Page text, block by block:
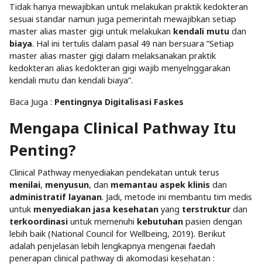
Tidak hanya mewajibkan untuk melakukan praktik kedokteran
sesuai standar namun juga pemerintah mewajibkan setiap
master alias master gigi untuk melakukan kendali mutu dan
biaya. Hal ini tertulis dalam pasal 49 nan bersuara “Setiap
master alias master gigi dalam melaksanakan praktik
kedokteran alias kedokteran gigi wajib menyelnggarakan
kendali mutu dan kendali biaya”.
Baca Juga : Pentingnya Digitalisasi Faskes
Mengapa Clinical Pathway Itu
Penting?
Clinical Pathway menyediakan pendekatan untuk terus
menilai, menyusun, dan memantau aspek klinis dan
administratif layanan. Jadi, metode ini membantu tim medis
untuk menyediakan jasa kesehatan yang terstrukturdan
terkoordinasi untuk memenuhi kebutuhan pasien dengan
lebih baik (National Council for Wellbeing, 2019). Berikut
adalah penjelasan lebih lengkapnya mengenai faedah
penerapan clinical pathway di akomodasi kesehatan :